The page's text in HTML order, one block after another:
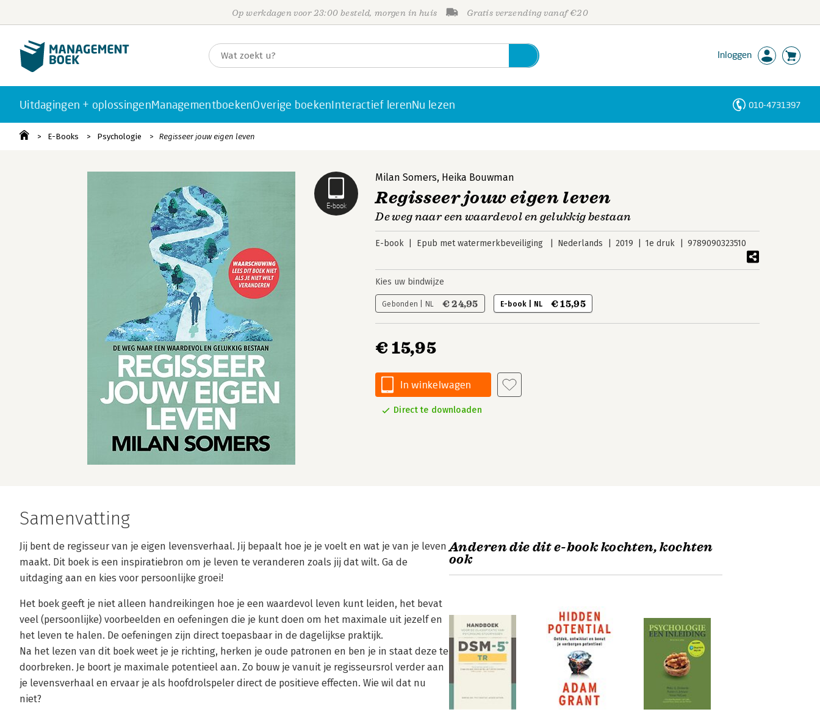
Op werkdagen voor 23:00 besteld, morgen in huis Gratis verzending vanaf €20
Inloggen
Uitdagingen + oplossingenManagementboekenOverige boekenInteractief lerenNu lezen 010-4731397
E-Books Psychologie Regisseer jouw eigen leven
E-book
Milan Somers, Heika Bouwman
Regisseer jouw eigen leven
De weg naar een waardevol en gelukkig bestaan
E-book Epub met watermerkbeveiliging Nederlands 2019 1e druk 9789090323510
Kies uw bindwijze
Gebonden | NL € 24,95 E-book | NL € 15,95
€ 15,95
In winkelwagen
Direct te downloaden
Samenvatting
Jij bent de regisseur van je eigen levensverhaal. Jij bepaalt hoe je je voelt en wat je van je leven
maakt. Dit boek is een inspiratiebron om je leven te veranderen zoals jij dat wilt. Ga de
uitdaging aan en kies voor persoonlijke groei!
Het boek geeft je niet alleen handreikingen hoe je een waardevol leven kunt leiden, het bevat
veel (persoonlijke) voorbeelden en oefeningen die je kunt doen om het maximale uit jezelf en
het leven te halen. De oefeningen zijn direct toepasbaar in de dagelijkse praktijk.
Na het lezen van dit boek weet je je richting, herken je oude patronen en ben je in staat deze te
doorbreken. Je boort je maximale potentieel aan. Zo bouw je vanuit je regisseursrol verder aan
je levensverhaal en ervaar je als hoofdrolspeler direct de positieve effecten. Wie wil dat nu
niet?
Anderen die dit e-book kochten, kochten
ook
Personen